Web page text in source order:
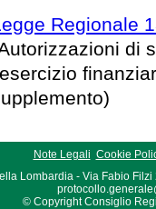
Regionale
di
Note Legali Cookie
Lombardia - Via Fabio Filzi
© Copyright Consiglio